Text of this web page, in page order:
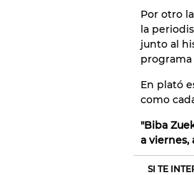
Por otro
la
junto al
programa
En plató
como
"Biba
a viernes,
SI TE